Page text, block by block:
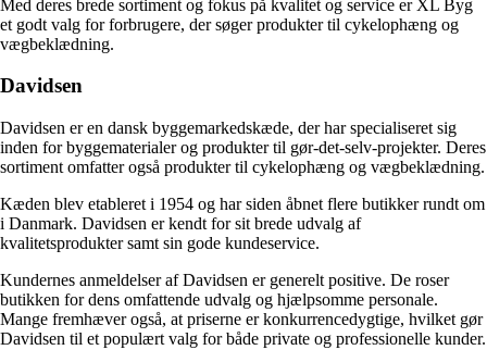
Med deres brede sortiment og fokus på kvalitet og service er XL Byg
et godt valg for forbrugere, der søger produkter til cykelophæng og
vægbeklædning.
Davidsen
Davidsen er en dansk byggemarkedskæde, der har specialiseret sig
inden for byggematerialer og produkter til gør-det-selv-projekter. Deres
sortiment omfatter også produkter til cykelophæng og vægbeklædning.
Kæden blev etableret i 1954 og har siden åbnet flere butikker rundt om
i Danmark. Davidsen er kendt for sit brede udvalg af
kvalitetsprodukter samt sin gode kundeservice.
Kundernes anmeldelser af Davidsen er generelt positive. De roser
butikken for dens omfattende udvalg og hjælpsomme personale.
Mange fremhæver også, at priserne er konkurrencedygtige, hvilket gør
Davidsen til et populært valg for både private og professionelle kunder.